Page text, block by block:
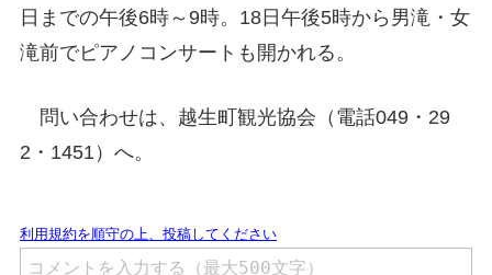
日までの午後6時～9時。18日午後5時から男滝・女
滝前でピアノコンサートも開かれる。
問い合わせは、越生町観光協会（電話049・29
2・1451）へ。